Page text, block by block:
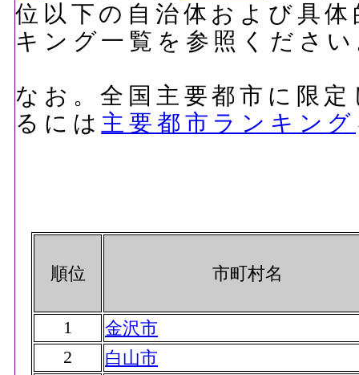
位以下の自治体および具
キング一覧を参照くださ
なお。全国主要都市に限
るには 主要都市ランキング
順位 市町村名
1
金沢市
2
白山市